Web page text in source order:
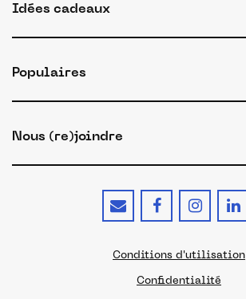
Idées cadeaux
Populaires
Nous (re)joindre
Conditions d'utilisation
Confidentialité